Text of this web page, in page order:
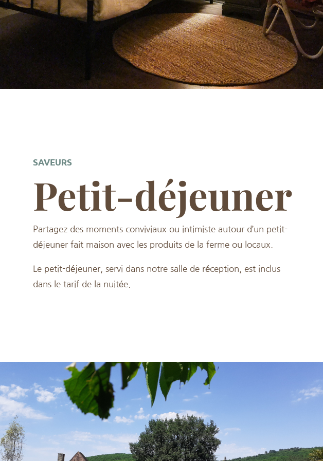
SAVEURS
Petit-déjeuner
Partagez des moments conviviaux ou intimiste autour d’un petit-
déjeuner fait maison avec les produits de la ferme ou locaux.
Le petit-déjeuner, servi dans notre salle de réception, est inclus
dans le tarif de la nuitée.